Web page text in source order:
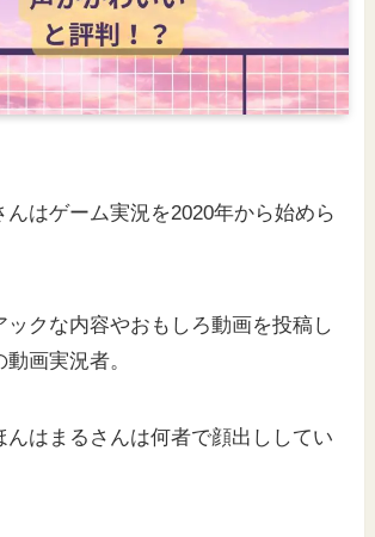
んはゲーム実況を2020年から始めら
ックな内容やおもしろ動画を投稿し
画実況者。
んはまるさんは何者で顔出ししてい